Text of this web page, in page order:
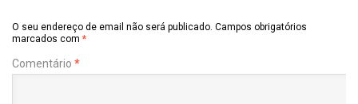
O seu endereço de email não será publicado. Campos obrigatórios
marcados com *
Comentário *